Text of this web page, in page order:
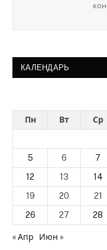
КАЛЕНДАРЬ
Пн Вт Ср
5
6 7
12
13 14
19
20 21
26
27 28
« Апр Июн »